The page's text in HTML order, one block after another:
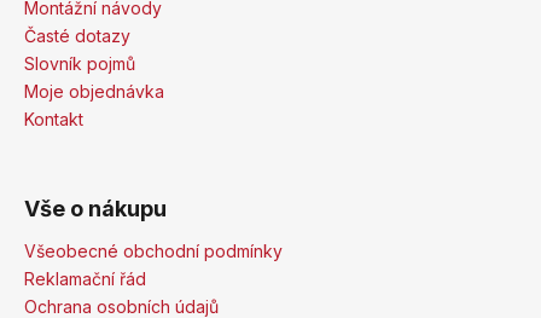
Montážní návody
Časté dotazy
Slovník pojmů
Moje objednávka
Kontakt
Vše o nákupu
Všeobecné obchodní podmínky
Reklamační řád
Ochrana osobních údajů